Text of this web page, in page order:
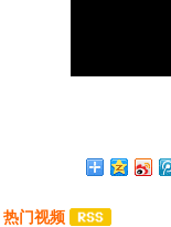
热门视频